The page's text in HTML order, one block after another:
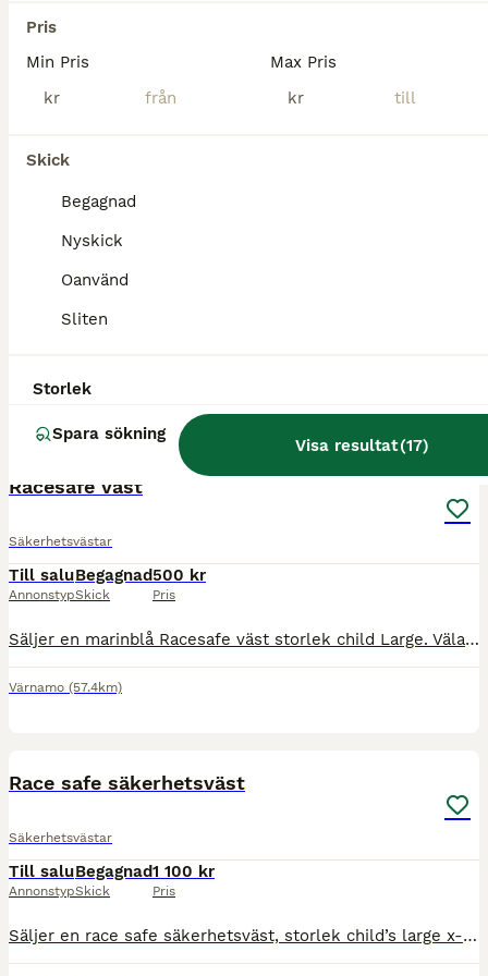
Pris
Min Pris
kr
Max Pris
kr
Skick
Begagnad
Nyskick
Oanvänd
Sliten
Storlek
Spara sökning
Visa resultat(17)
Oskarshamn
Racesafe väst
Säkerhetsvästar
Till salu
Annonstyp
Begagnad
Skick
500 kr
Pris
Säljer en marinblå Racesafe väst storlek child Large. Välanvänd men fungerar som den ska. Vi har bytt dragkedja hos skomakare (se bild). Så den fungerar utmärkt. Västen är den gamla modellen med snörn
Värnamo (57.4km)
Race safe säkerhetsväst
Säkerhetsvästar
Till salu
Annonstyp
Begagnad
Skick
1 100 kr
Pris
Säljer en race safe säkerhetsväst, storlek child’s large x-long. Finns mått på sista bilden. Den är smått skadat på 2 ställen. (Finns bilder) annars är den i bra skick! Går att spänna in på båda sidor